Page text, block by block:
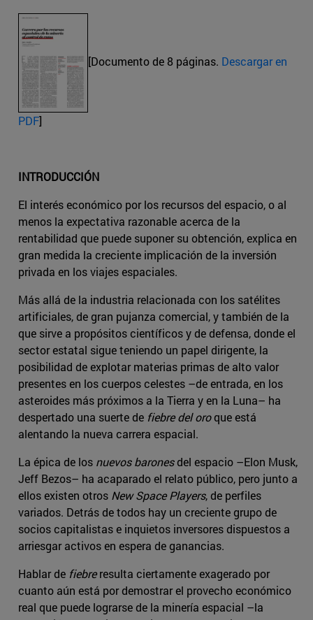
[Documento de 8 páginas. Descargar en
PDF]
INTRODUCCIÓN
El interés económico por los recursos del espacio, o al
menos la expectativa razonable acerca de la
rentabilidad que puede suponer su obtención, explica en
gran medida la creciente implicación de la inversión
privada en los viajes espaciales.
Más allá de la industria relacionada con los satélites
artificiales, de gran pujanza comercial, y también de la
que sirve a propósitos científicos y de defensa, donde el
sector estatal sigue teniendo un papel dirigente, la
posibilidad de explotar materias primas de alto valor
presentes en los cuerpos celestes –de entrada, en los
asteroides más próximos a la Tierra y en la Luna– ha
despertado una suerte de fiebre del oroque está
alentando la nueva carrera espacial.
La épica de los nuevos baronesdel espacio –Elon Musk,
Jeff Bezos– ha acaparado el relato público, pero junto a
ellos existen otros New Space Players, de perfiles
variados. Detrás de todos hay un creciente grupo de
socios capitalistas e inquietos inversores dispuestos a
arriesgar activos en espera de ganancias.
Hablar de fiebreresulta ciertamente exagerado por
cuanto aún está por demostrar el provecho económico
real que puede lograrse de la minería espacial –la